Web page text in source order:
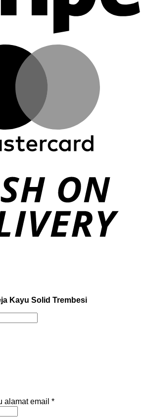
Kayu Solid Trembesi
alamat email *Wajib